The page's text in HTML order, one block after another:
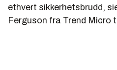
ethvert sikkerhetsbrudd,
Ferguson fra Trend Micro